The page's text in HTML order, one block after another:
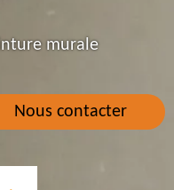
Nous contacter
murale
bain cuisine et